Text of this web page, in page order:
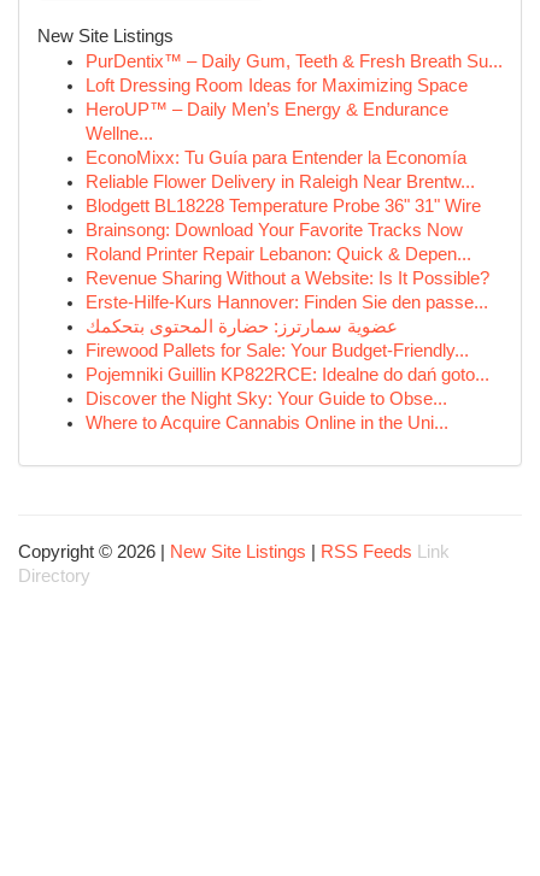
New Site Listings
PurDentix™ – Daily Gum, Teeth & Fresh Breath Su...
Loft Dressing Room Ideas for Maximizing Space
HeroUP™ – Daily Men’s Energy & Endurance
Wellne...
EconoMixx: Tu Guía para Entender la Economía
Reliable Flower Delivery in Raleigh Near Brentw...
Blodgett BL18228 Temperature Probe 36" 31" Wire
Brainsong: Download Your Favorite Tracks Now
Roland Printer Repair Lebanon: Quick & Depen...
Revenue Sharing Without a Website: Is It Possible?
Erste-Hilfe-Kurs Hannover: Finden Sie den passe...
عضوية سمارترز: حضارة المحتوى بتحكمك
Firewood Pallets for Sale: Your Budget-Friendly...
Pojemniki Guillin KP822RCE: Idealne do dań goto...
Discover the Night Sky: Your Guide to Obse...
Where to Acquire Cannabis Online in the Uni...
Copyright © 2026 | New Site Listings RSS Feeds
Link
Directory